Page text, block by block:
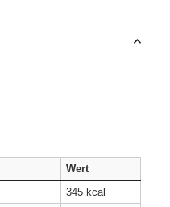
Wert
345 kcal